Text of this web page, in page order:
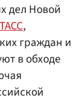
дел Новой
ТАСС,
граждан и
в обходе